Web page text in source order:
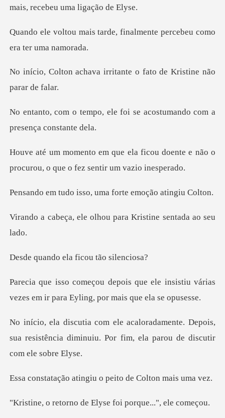
mais,
rde, finalmente percebeu
irritante o fato de Kri
le foi se acostumando com
cou doente e não o
procurou, o que
sso, uma forte emo
olhou para Kristine
ela ficou tão
le insistiu várias
vezes em ir para E
te. Depois,
sua resistência diminuiu. Por fi
ingiu o peito de Co
o de Elyse foi porq